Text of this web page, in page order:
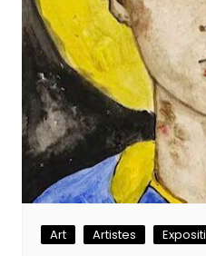
Art Artistes